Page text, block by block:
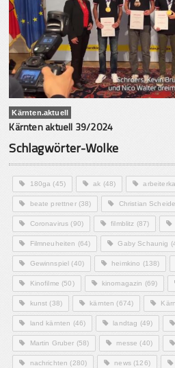
Kärnten.aktuell
Kärnten aktuell 39/2024
Schlagwörter-Wolke
180ga (45) ak (48)
beate prettner(38) Christian
Coronavirus (90) filmblitz (87)
Filmneuheiten (64) Gaby Schaunig
Gewinnspiel (40) heimkino (138)
Kinofilme (50) kinomagazin (69)
kunst (38) kärnten (674)
land kärnten (46) landtag (49)
Martin Gruber (58) messe (40)
nachrichten (280) news(126)